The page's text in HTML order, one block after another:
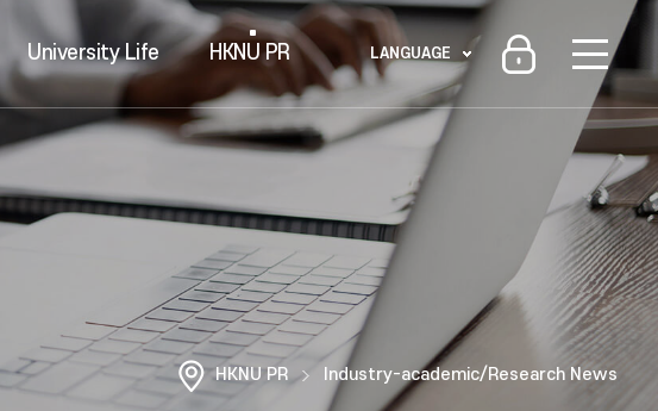
University Life HKNU PR LANGUAGE
HKNU PR Industry-academic/Research News